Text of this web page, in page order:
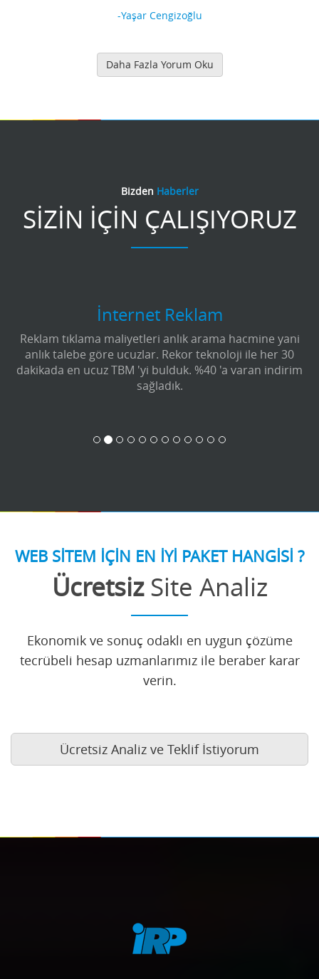
-Yaşar Cengizoğlu
Daha Fazla Yorum Oku
Bizden Haberler
SİZİN İÇİN ÇALIŞIYORUZ
İnternet Reklam
Reklam tıklama maliyetleri anlık arama hacmine yani
anlık talebe göre ucuzlar. Rekor teknoloji ile her 30
dakikada en ucuz TBM 'yi bulduk. %40 'a varan indirim
sağladık.
WEB SİTEM İÇİN EN İYİ PAKET HANGİSİ ?
ÜcretsizSite Analiz
Ekonomik ve sonuç odaklı en uygun çözüme
tecrübeli hesap uzmanlarımız ile beraber karar
verin.
Ücretsiz Analiz ve Teklif İstiyorum